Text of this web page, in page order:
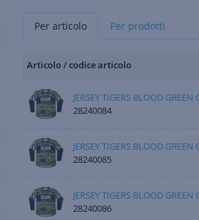
Per articolo Per prodotti
Articolo / codice articolo
JERSEY TIGERS BLOOD
28240084
JERSEY TIGERS BLOOD
28240085
JERSEY TIGERS BLOOD GREEN
28240086